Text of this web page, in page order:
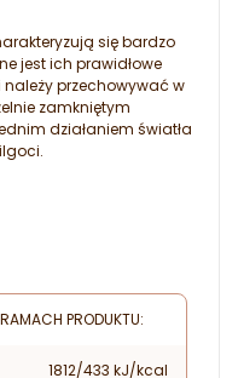
się bardzo
jest ich prawidłowe
przechowywać w
zamkniętym
działaniem światła
PRODUKTU:
1812/433 kJ/kcal